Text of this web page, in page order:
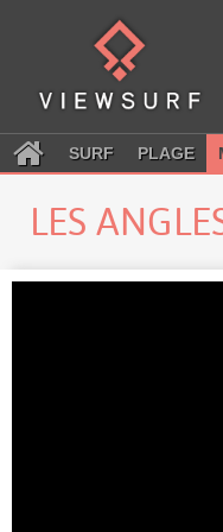
SURF PLAGE
LES